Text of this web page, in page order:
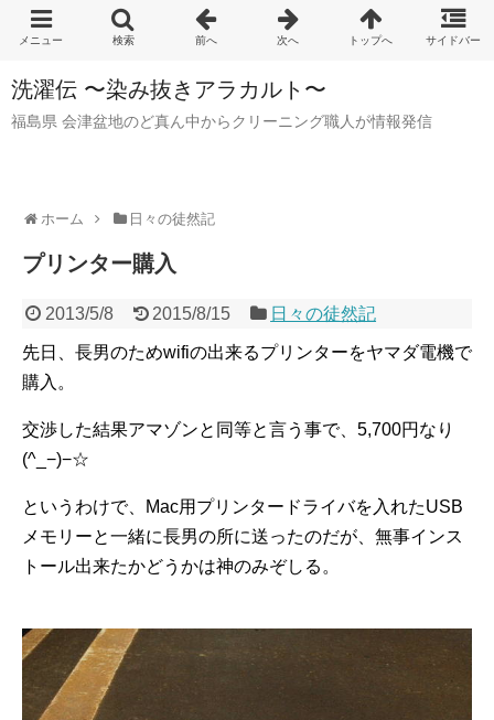
洗濯伝 〜染み抜きアラカルト〜
福島県 会津盆地のど真ん中からクリーニング職人が情報発信
ホーム 日々の徒然記
プリンター購入
2013/5/8 2015/8/15 日々の徒然記
先日、長男のためwifiの出来るプリンターをヤマダ電機で
購入。
交渉した結果アマゾンと同等と言う事で、5,700円なり
(^_−)−☆
というわけで、Mac用プリンタードライバを入れたUSB
メモリーと一緒に長男の所に送ったのだが、無事インス
トール出来たかどうかは神のみぞしる。